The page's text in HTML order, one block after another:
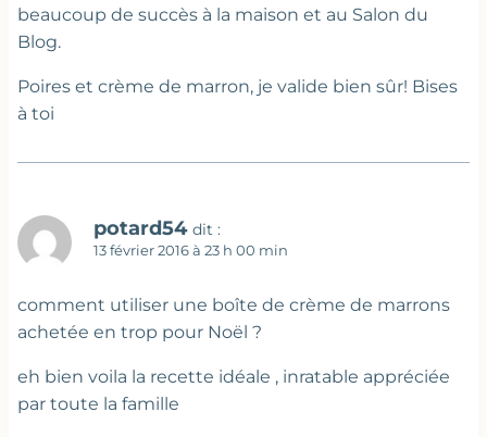
beaucoup de succès à la maison et au Salon du
Blog.
Poires et crème de marron, je valide bien sûr! Bises
à toi
potard54 dit :
13 février 2016 à 23 h 00 min
comment utiliser une boîte de crème de marrons
achetée en trop pour Noël ?
eh bien voila la recette idéale , inratable appréciée
par toute la famille